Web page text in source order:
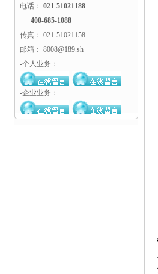
电话： 021-51021188
400-685-1088
传真： 021-51021158
邮箱： 8008@189.sh
-个人业务：
-企业业务：